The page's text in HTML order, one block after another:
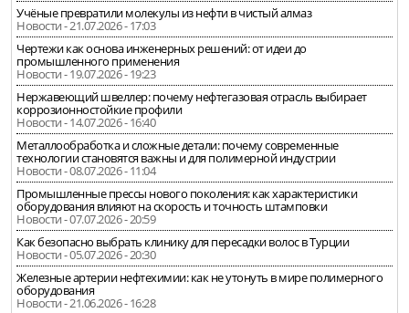
Учёные превратили молекулы из нефти в чистый алмаз
Новости - 21.07.2026 - 17:03
Чертежи как основа инженерных решений: от идеи до
промышленного применения
Новости - 19.07.2026 - 19:23
Нержавеющий швеллер: почему нефтегазовая отрасль выбирает
коррозионностойкие профили
Новости - 14.07.2026 - 16:40
Металлообработка и сложные детали: почему современные
технологии становятся важны и для полимерной индустрии
Новости - 08.07.2026 - 11:04
Промышленные прессы нового поколения: как характеристики
оборудования влияют на скорость и точность штамповки
Новости - 07.07.2026 - 20:59
Как безопасно выбрать клинику для пересадки волос в Турции
Новости - 05.07.2026 - 20:30
Железные артерии нефтехимии: как не утонуть в мире полимерного
оборудования
Новости - 21.06.2026 - 16:28